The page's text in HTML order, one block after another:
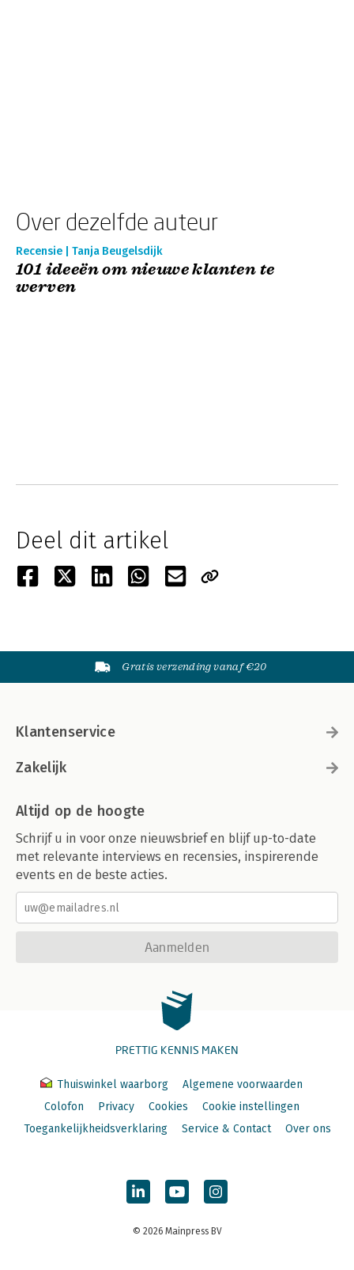
Over dezelfde auteur
Recensie | Tanja Beugelsdijk
101 ideeën om nieuwe klanten te
werven
Deel dit artikel
Gratis verzending vanaf €20
Klantenservice
Zakelijk
Altijd op de hoogte
Schrijf u in voor onze nieuwsbrief en blijf up-to-date
met relevante interviews en recensies, inspirerende
events en de beste acties.
Aanmelden
PRETTIG KENNIS MAKEN
Thuiswinkel waarborg
Algemene voorwaarden
Colofon
Privacy Cookies
Cookie instellingen
Toegankelijkheidsverklaring
Service & Contact Over ons
© 2026 Mainpress BV